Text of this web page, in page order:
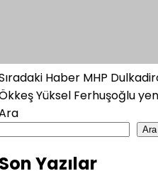
Haber MHP
Yüksel Ferhuşoğlu
Ara
Yazılar